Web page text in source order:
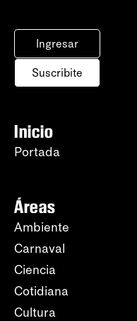
Ingresar
Suscribite
Inicio
Portada
Áreas
Ambiente
Carnaval
Ciencia
Cotidiana
Cultura